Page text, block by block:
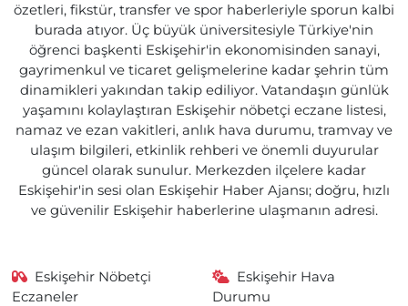
özetleri, fikstür, transfer ve spor haberleriyle sporun kalbi
burada atıyor. Üç büyük üniversitesiyle Türkiye'nin
öğrenci başkenti Eskişehir'in ekonomisinden sanayi,
gayrimenkul ve ticaret gelişmelerine kadar şehrin tüm
dinamikleri yakından takip ediliyor. Vatandaşın günlük
yaşamını kolaylaştıran Eskişehir nöbetçi eczane listesi,
namaz ve ezan vakitleri, anlık hava durumu, tramvay ve
ulaşım bilgileri, etkinlik rehberi ve önemli duyurular
güncel olarak sunulur. Merkezden ilçelere kadar
Eskişehir'in sesi olan Eskişehir Haber Ajansı; doğru, hızlı
ve güvenilir Eskişehir haberlerine ulaşmanın adresi.
Eskişehir Nöbetçi
Eczaneler
Eskişehir Hava
Durumu